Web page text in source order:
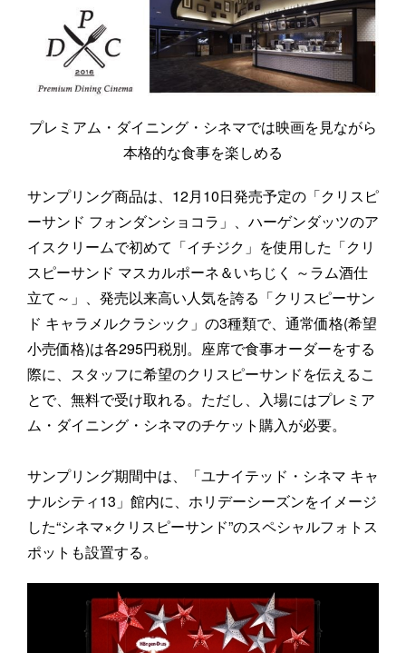
プレミアム・ダイニング・シネマでは映画を見ながら
本格的な食事を楽しめる
サンプリング商品は、12月10日発売予定の「クリスピ
ーサンド フォンダンショコラ」、ハーゲンダッツのア
イスクリームで初めて「イチジク」を使用した「クリ
スピーサンド マスカルポーネ＆いちじく ～ラム酒仕
立て～」、発売以来高い人気を誇る「クリスピーサン
ド キャラメルクラシック」の3種類で、通常価格(希望
小売価格)は各295円税別。座席で食事オーダーをする
際に、スタッフに希望のクリスピーサンドを伝えるこ
とで、無料で受け取れる。ただし、入場にはプレミア
ム・ダイニング・シネマのチケット購入が必要。
サンプリング期間中は、「ユナイテッド・シネマ キャ
ナルシティ13」館内に、ホリデーシーズンをイメージ
した“シネマ×クリスピーサンド”のスペシャルフォトス
ポットも設置する。